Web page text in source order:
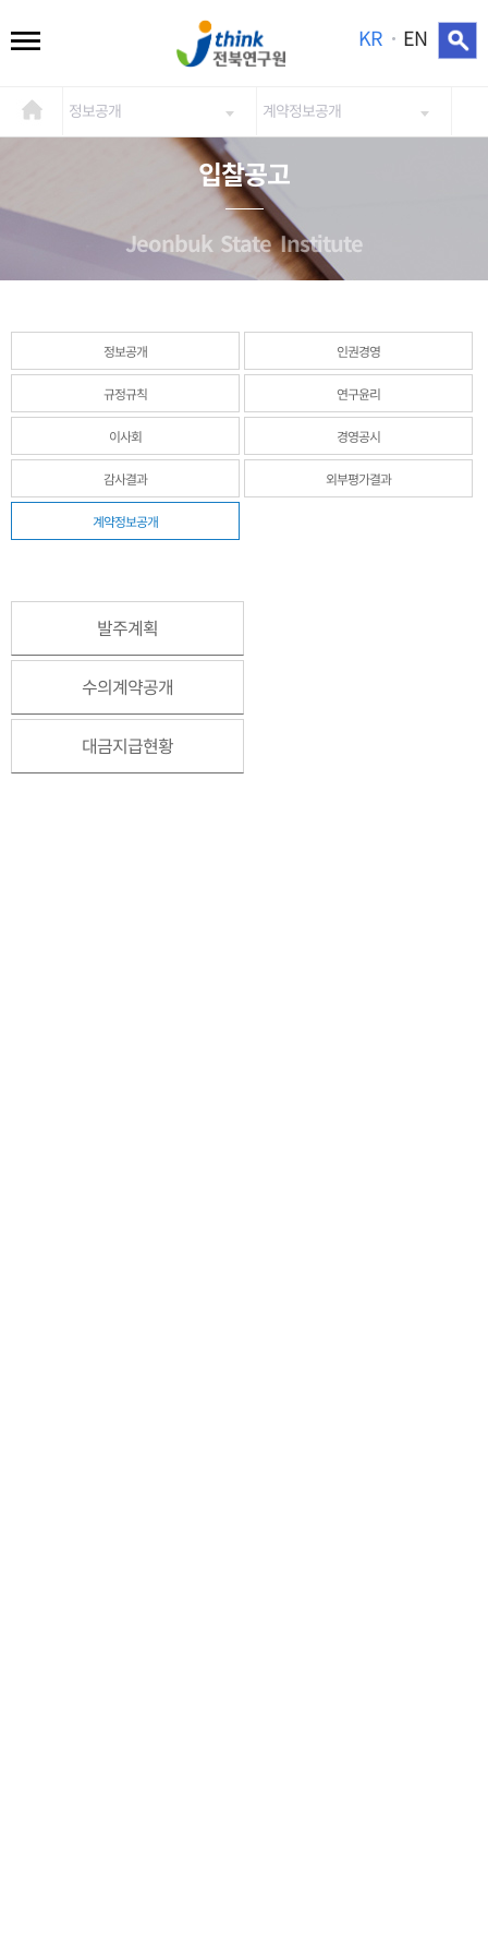
KR EN
정보공개 계약정보공개
입찰공고
Jeonbuk State Institute
정보공개 인권경영
규정규칙 연구윤리
이사회 경영공시
감사결과 외부평가결과
계약정보공개
발주계획
수의계약공개
대금지급현황